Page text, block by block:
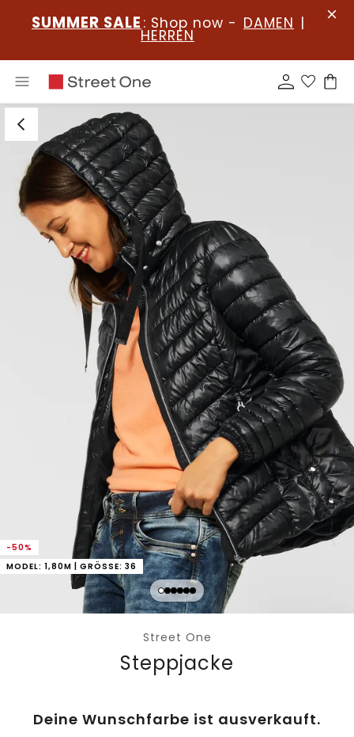
SUMMER SALE : Shop now - DAMEN |
HERREN
-50%
MODEL: 1,80M | GRÖSSE: 36
Street One
Steppjacke
Deine Wunschfarbe ist ausverkauft.